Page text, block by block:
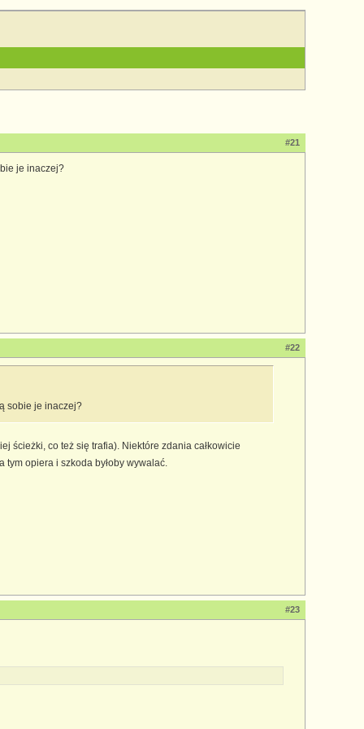
#21
je inaczej?
#22
sobie je inaczej?
ścieżki, co też się trafia). Niektóre zdania całkowicie
opiera i szkoda byłoby wywalać.
#23